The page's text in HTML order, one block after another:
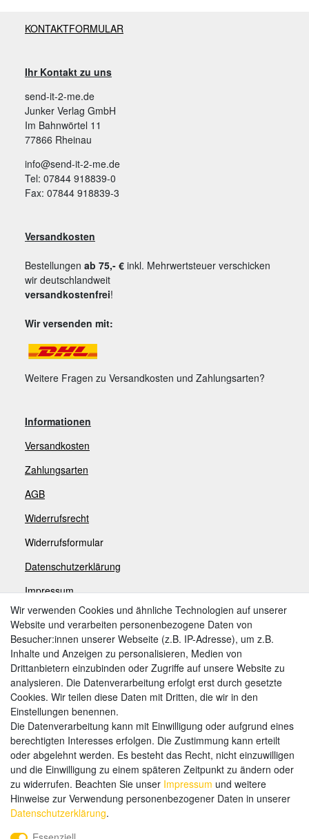
KONTAKTFORMULAR
Ihr Kontakt zu uns
send-it-2-me.de
Junker Verlag GmbH
Im Bahnwörtel 11
77866 Rheinau
info@send-it-2-me.de
Tel: 07844 918839-0
Fax: 07844 918839-3
Versandkosten
Bestellungen ab 75,- € inkl. Mehrwertsteuer verschicken
wir deutschlandweit
versandkostenfrei!
Wir versenden mit:
Weitere Fragen zu Versandkosten und Zahlungsarten?
Informationen
Versandkosten
Zahlungsarten
AGB
Widerrufsrecht
Widerrufsformular
Datenschutzerklärung
Impressum
Zahlungsarten
Weitere Zahlungsarten:
Kauf auf Rechnung
Vorkasse
Hier sind wir
Wir verwenden Cookies und ähnliche Technologien auf unserer
Website und verarbeiten personenbezogene Daten von
Besucher:innen unserer Webseite (z.B. IP-Adresse), um z.B.
Inhalte und Anzeigen zu personalisieren, Medien von
Drittanbietern einzubinden oder Zugriffe auf unsere Website zu
analysieren. Die Datenverarbeitung erfolgt erst durch gesetzte
Cookies. Wir teilen diese Daten mit Dritten, die wir in den
Einstellungen benennen.
Die Datenverarbeitung kann mit Einwilligung oder aufgrund eines
berechtigten Interesses erfolgen. Die Zustimmung kann erteilt
oder abgelehnt werden. Es besteht das Recht, nicht einzuwilligen
und die Einwilligung zu einem späteren Zeitpunkt zu ändern oder
zu widerrufen. Beachten Sie unser Impressum und weitere
Hinweise zur Verwendung personenbezogener Daten in unserer
Daten­schutz­erklärung.